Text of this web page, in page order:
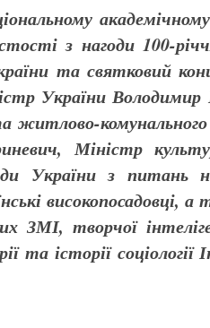
з нагоди 100-
та святковий
України Володимир
житлово-
Міністр
України з питань
ЗМІ, творчої
та історії